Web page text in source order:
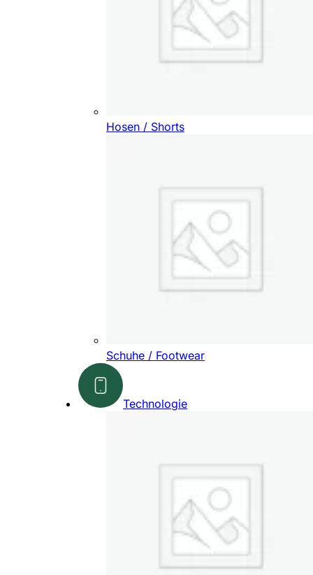
Hosen / Shorts
Schuhe / Footwear
Technologie